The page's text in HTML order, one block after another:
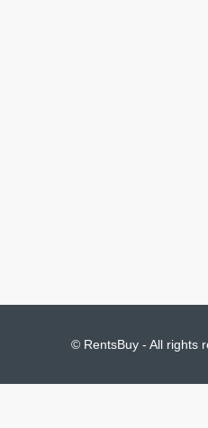
© RentsBuy - All rights